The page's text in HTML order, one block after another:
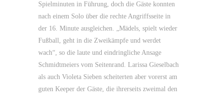
Spielminuten in Führung, doch die Gäste konnten
nach einem Solo über die rechte Angriffsseite in
der 16. Minute ausgleichen. „Mädels, spielt wieder
Fußball, geht in die Zweikämpfe und werdet
wach“, so die laute und eindringliche Ansage
Schmidtmeiers vom Seitenrand. Larissa Gieselbach
als auch Violeta Sieben scheiterten aber vorerst am
guten Keeper der Gäste, die ihrerseits zweimal den